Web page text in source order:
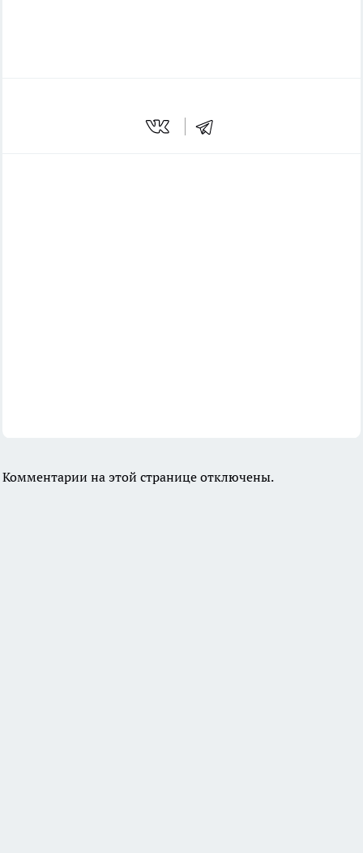
Комментарии на этой странице отключены.